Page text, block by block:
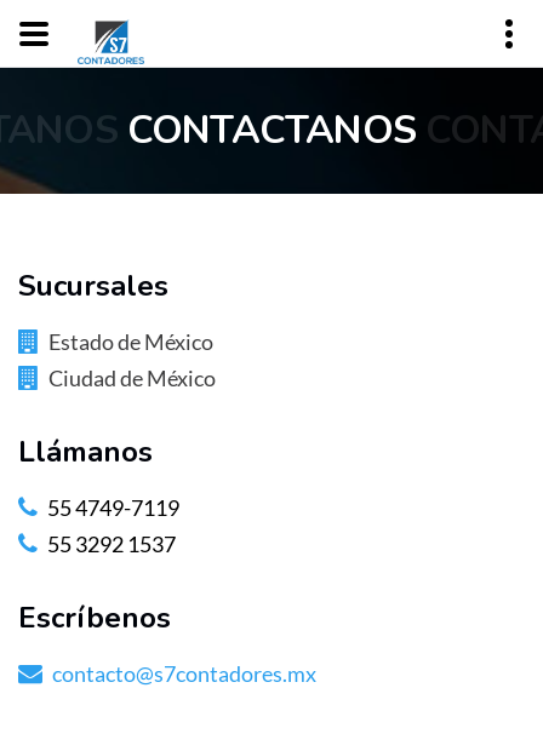
CONTACTANOS
Sucursales
Estado de México
Ciudad de México
Llámanos
55 4749-7119
55 3292 1537
Escríbenos
contacto@s7contadores.mx